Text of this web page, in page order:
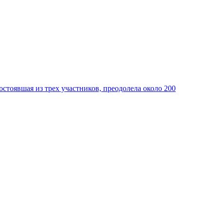
из трех участников, преодолела около 200